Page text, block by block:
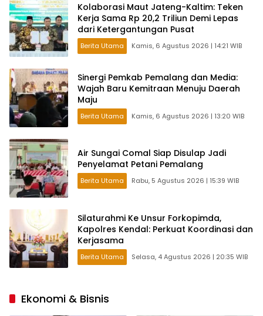
Kolaborasi Maut Jateng-Kaltim: Teken
Kerja Sama Rp 20,2 Triliun Demi Lepas
dari Ketergantungan Pusat
Berita Utama Kamis, 6 Agustus 2026 | 14:21 WIB
Sinergi Pemkab Pemalang dan Media:
Wajah Baru Kemitraan Menuju Daerah
Maju
Berita Utama Kamis, 6 Agustus 2026 | 13:20 WIB
Air Sungai Comal Siap Disulap Jadi
Penyelamat Petani Pemalang
Berita Utama Rabu, 5 Agustus 2026 | 15:39 WIB
Silaturahmi Ke Unsur Forkopimda,
Kapolres Kendal: Perkuat Koordinasi dan
Kerjasama
Berita Utama Selasa, 4 Agustus 2026 | 20:35 WIB
Ekonomi & Bisnis